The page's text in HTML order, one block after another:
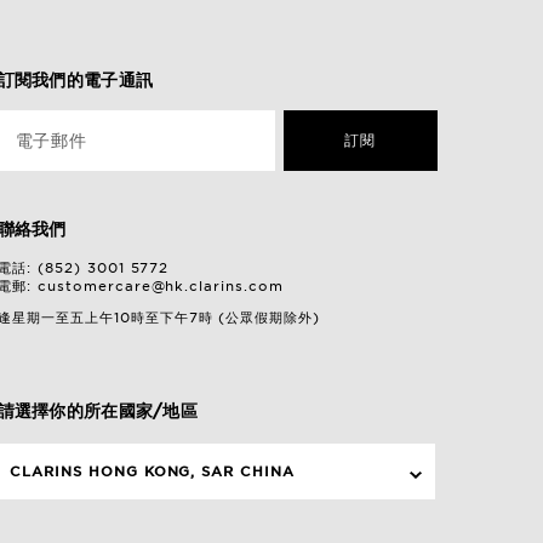
閱我們的電子通訊
電子郵件 訂閱
絡我們
話: (852) 3001 5772
郵: customercare@hk.clarins.com
星期一至五上午10時至下午7時 (公眾假期除外)
選擇你的所在國家/地區
CLARINS HONG KONG, SAR CHINA